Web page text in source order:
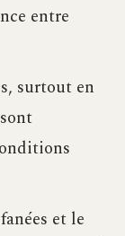
entre
surtout en
et le